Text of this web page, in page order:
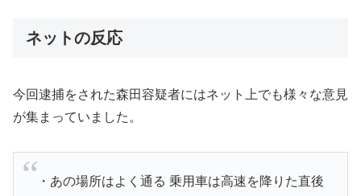
ネットの反応
今回逮捕をされた森田容疑者にはネット上でも様々な意見
が集まっていました。
・あの場所はよく通る 乗用車は高速を降りた直後